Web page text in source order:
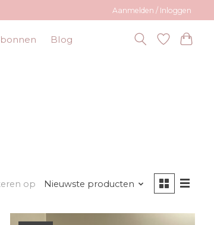
Aanmelden / Inloggen
Blog
op Nieuwste producten